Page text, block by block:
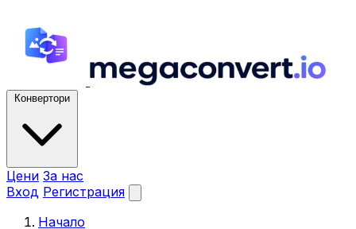
Конвертори
Цени За нас
Вход Регистрация
Начало